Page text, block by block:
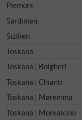
Piemont
Sardinien
Sizilien
Toskana
Toskana | Bolgheri
Toskana | Chianti
Toskana | Maremma
Toskana | Montalcino